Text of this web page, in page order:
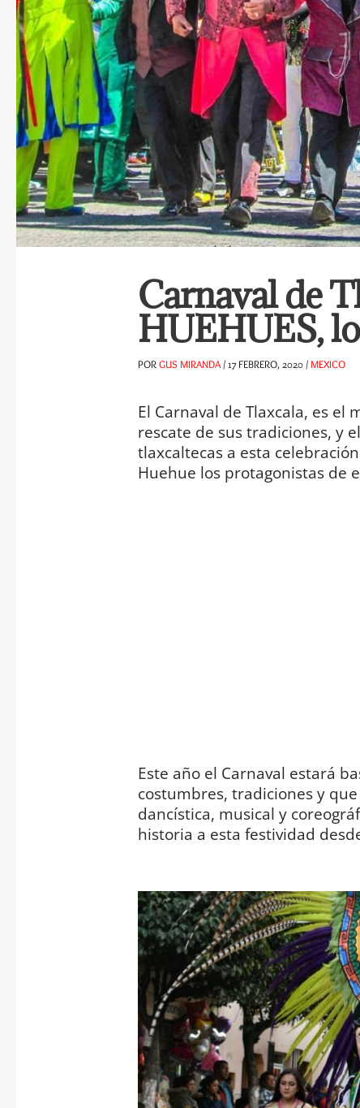
Carnaval de
HUEHUES,
PORGUS MIRANDA /17 FEBRERO, 2020 / MEXICO
El Carnaval de Tlaxcala, es el
rescate de sus tradiciones, y
tlaxcaltecas a esta
Huehue los protagonistas de
Este año el Carnaval estará
costumbres, tradiciones y
dancística, musical y
historia a esta festividad